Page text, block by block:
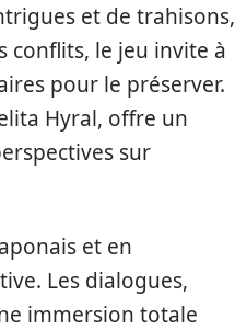
et de trahisons,
conflits, le jeu invite à
pour le préserver.
Hyral, offre un
sur
et en
Les dialogues,
immersion totale